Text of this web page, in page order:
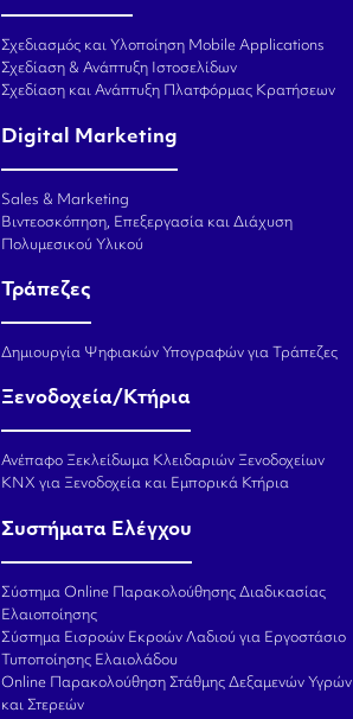
Σχεδιασμός και Υλοποίηση Mobile Applications
Σχεδίαση & Ανάπτυξη Ιστοσελίδων
Σχεδίαση και Ανάπτυξη Πλατφόρμας Κρατήσεων
Digital Marketing
Sales & Marketing
Βιντεοσκόπηση, Επεξεργασία και Διάχυση
Πολυμεσικού Υλικού
Τράπεζες
Δημιουργία Ψηφιακών Υπογραφών για Τράπεζες
Ξενοδοχεία/Κτήρια
Ανέπαφο Ξεκλείδωμα Κλειδαριών Ξενοδοχείων
KNX για Ξενοδοχεία και Εμπορικά Κτήρια
Συστήματα Ελέγχου
Σύστημα Online Παρακολούθησης Διαδικασίας
Ελαιοποίησης
Σύστημα Εισροών Εκροών Λαδιού για Εργοστάσιο
Τυποποίησης Ελαιολάδου
Online Παρακολούθηση Στάθμης Δεξαμενών Υγρών
και Στερεών